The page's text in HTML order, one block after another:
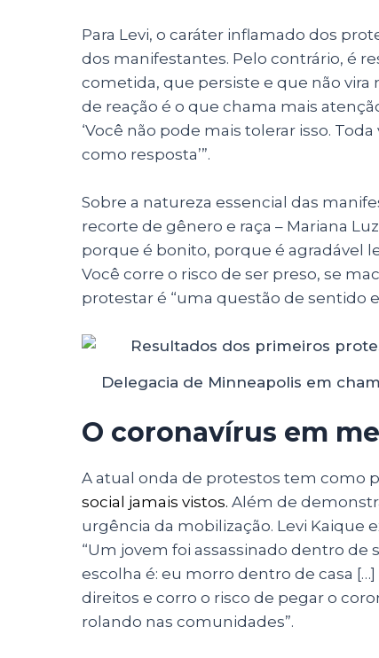
Para Levi, o caráter inflamado dos
dos manifestantes. Pelo contrário, é
cometida, que persiste e que não
de reação é o que chama mais
‘Você não pode mais tolerar isso.
como resposta’”.
Sobre a natureza essencial das
recorte de gênero e raça – Mariana
porque é bonito, porque é agradável
Você corre o risco de ser preso, se
protestar é “uma questão de sentido
Delegacia de Minneapolis em
O coronavírus em
A atual onda de protestos tem como
social jamais vistos. Além de
urgência da mobilização. Levi Kaique
“Um jovem foi assassinado dentro de
escolha é: eu morro dentro de casa
direitos e corro o risco de pegar o
rolando nas comunidades”.